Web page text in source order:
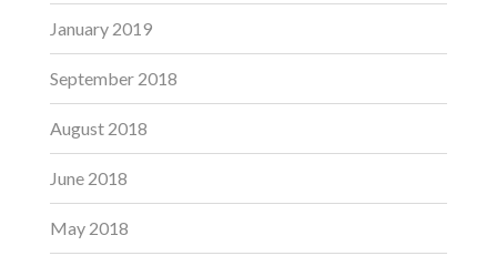
January 2019
September 2018
August 2018
June 2018
May 2018